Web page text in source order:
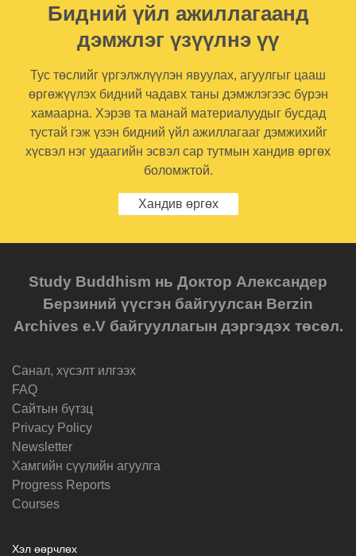
Бидний үйл ажиллагаанд
дэмжлэг үзүүлнэ үү
Тус төслийг үргэлжлүүлэн явуулах, агуулгыг цааш
өргөжүүлэх бидний чадавх таны дэмжлэгээс бүрэн
хамаарна. Хэрэв та манай материалуудыг бусдад
тустай гэж үзэн бидний үйл ажиллагааг дэмжихийг
хүсвэл нэг удаагийн эсвэл сар тутмын хандив өргөх
боломжтой.
Хандив өргөх
Study Buddhism нь Доктор Александер
Берзиний үүсгэн байгуулсан Berzin
Archives e.V байгууллагын дэргэдэх төсөл.
Санал, хүсэлт илгээх
FAQ
Cайтын бүтзц
Privacy Policy
Newsletter
Хамгийн сүүлийн агуулга
Progress Reports
Courses
Хэл өөрчлөх